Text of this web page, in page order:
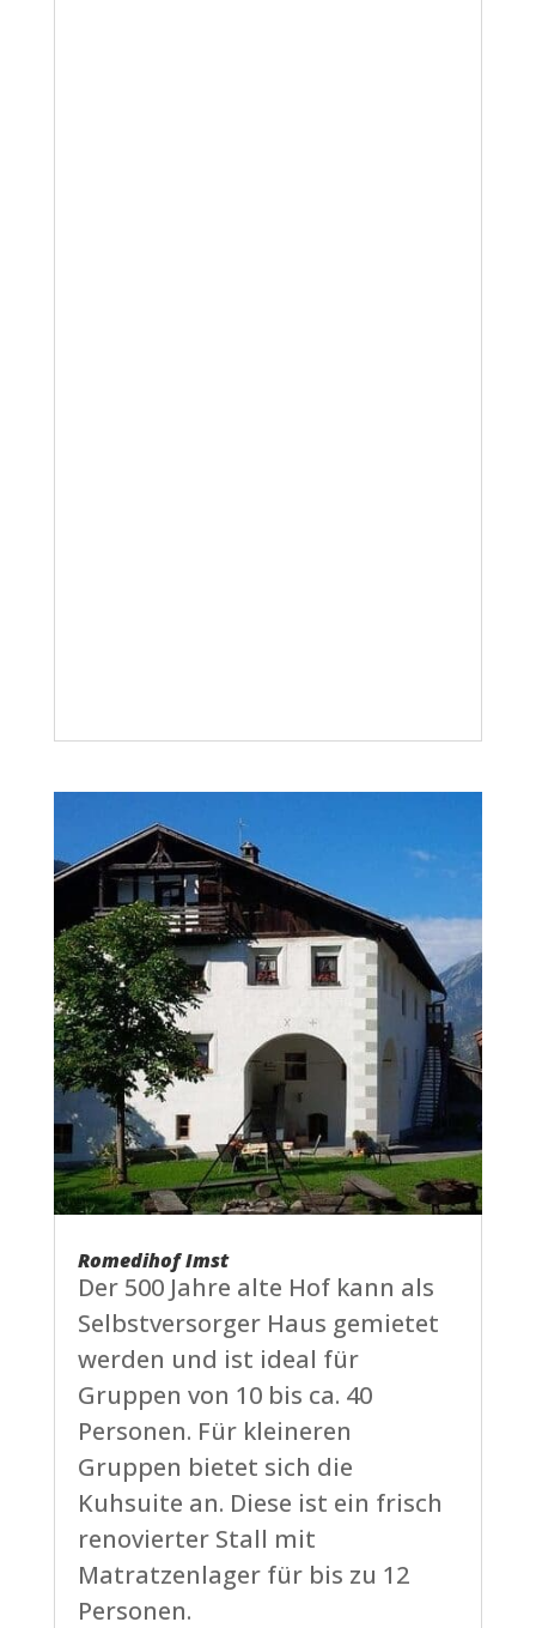
Romedihof Imst
Der 500 Jahre alte Hof kann als
Selbstversorger Haus gemietet
werden und ist ideal für
Gruppen von 10 bis ca. 40
Personen. Für kleineren
Gruppen bietet sich die
Kuhsuite an. Diese ist ein frisch
renovierter Stall mit
Matratzenlager für bis zu 12
Personen.